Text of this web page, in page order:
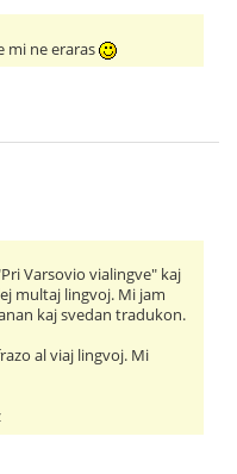
mi ne eraras
Varsovio vialingve" kaj
multaj lingvoj. Mi jam
kaj svedan tradukon.
al viaj lingvoj. Mi